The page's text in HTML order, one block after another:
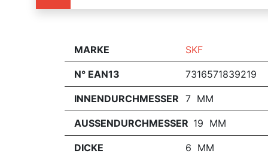
MARKE SKF
N° EAN13 7316571839219
INNENDURCHMESSER 7 MM
AUSSENDURCHMESSER 19 MM
DICKE 6 MM